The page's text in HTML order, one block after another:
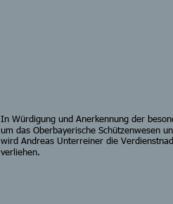
In Würdigung und Anerkennung der
um das Oberbayerische Schützenwesen
wird Andreas Unterreiner die
verliehen.